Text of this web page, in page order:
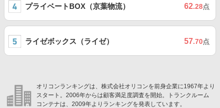
プライベートBOX（京葉物流） 62.28点
ライゼボックス（ライゼ） 57.70点
オリコンランキングは、株式会社オリコンを前身企業に1967年より
スタート。2006年からは顧客満足度調査を開始。トランクルーム
コンテナは、2009年よりランキングを発表しています。